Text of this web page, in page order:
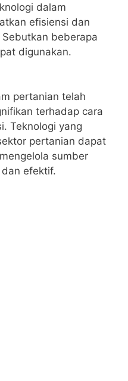
dalam
efisiensi dan
beberapa
digunakan.
pertanian telah
terhadap cara
Teknologi yang
pertanian dapat
sumber
efektif.